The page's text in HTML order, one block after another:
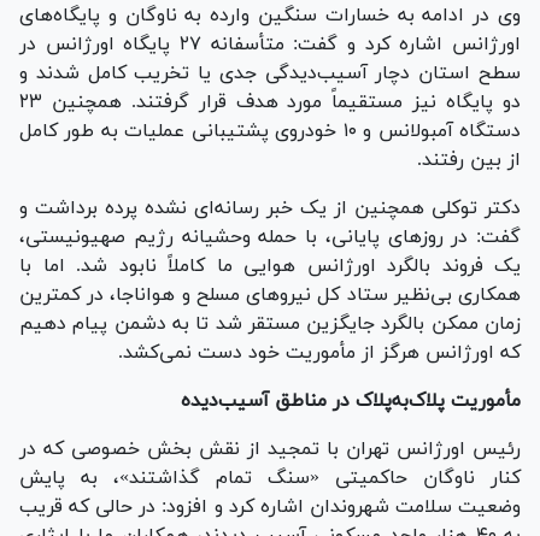
وی در ادامه به خسارات سنگین وارده به ناوگان و پایگاه‌های
اورژانس اشاره کرد و گفت: متأسفانه ۲۷ پایگاه اورژانس در
سطح استان دچار آسیب‌دیدگی جدی یا تخریب کامل شدند و
دو پایگاه نیز مستقیماً مورد هدف قرار گرفتند. همچنین ۲۳
دستگاه آمبولانس و ۱۰ خودروی پشتیبانی عملیات به طور کامل
از بین رفتند.
دکتر توکلی همچنین از یک خبر رسانه‌ای نشده پرده برداشت و
گفت: در روز‌های پایانی، با حمله وحشیانه رژیم صهیونیستی،
یک فروند بالگرد اورژانس هوایی ما کاملاً نابود شد. اما با
همکاری بی‌نظیر ستاد کل نیرو‌های مسلح و هواناجا، در کمترین
زمان ممکن بالگرد جایگزین مستقر شد تا به دشمن پیام دهیم
که اورژانس هرگز از مأموریت خود دست نمی‌کشد.
مأموریت پلاک‌به‌پلاک در مناطق آسیب‌دیده
رئیس اورژانس تهران با تمجید از نقش بخش خصوصی که در
کنار ناوگان حاکمیتی «سنگ تمام گذاشتند»، به پایش
وضعیت سلامت شهروندان اشاره کرد و افزود: در حالی که قریب